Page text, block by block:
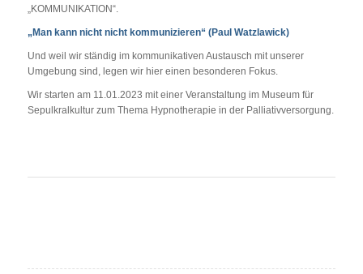
„KOMMUNIKATION“.
„Man kann nicht nicht kommunizieren“ (Paul Watzlawick)
Und weil wir ständig im kommunikativen Austausch mit unserer
Umgebung sind, legen wir hier einen besonderen Fokus.
Wir starten am 11.01.2023 mit einer Veranstaltung im Museum für
Sepulkralkultur zum Thema Hypnotherapie in der Palliativversorgung.